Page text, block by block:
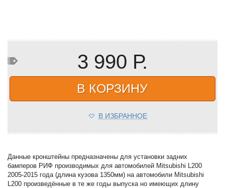
3 990 Р.
В КОРЗИНУ
В ИЗБРАННОЕ
Данные кронштейны предназначены для установки задних
бамперов РИФ производимых для автомобилей Mitsubishi L200
2005-2015 года (длина кузова 1350мм) на автомобили Mitsubishi
L200 произведённые в те же годы выпуска но имеющих длину